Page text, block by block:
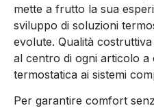
mette a frutto la sua
sviluppo di soluzioni
evolute. Qualità
al centro di ogni articolo
termostatica ai sistemi
Per garantire comfort